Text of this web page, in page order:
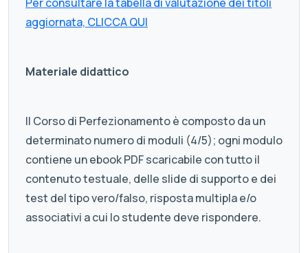
aggiornata, CLICCA QUI
Materiale didattico
Il Corso di Perfezionamento è composto da un
determinato numero di moduli (4/5); ogni modulo
contiene un ebook PDF scaricabile con tutto il
contenuto testuale, delle slide di supporto e dei
test del tipo vero/falso, risposta multipla e/o
associativi a cui lo studente deve rispondere.